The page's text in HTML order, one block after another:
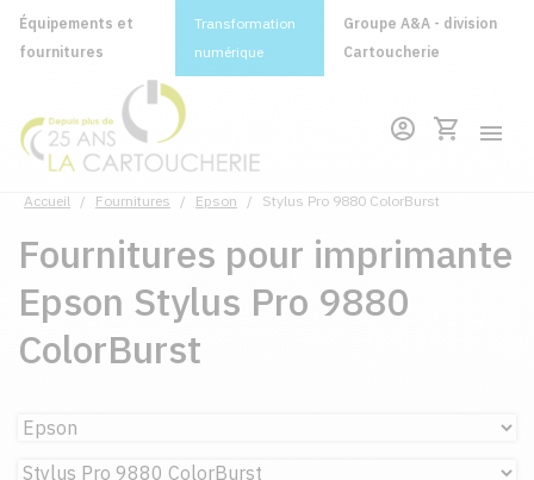
Équipements et
fournitures
Transformation
numérique
Groupe A&A - division
Cartoucherie
Accueil / Fournitures / Epson / Stylus Pro 9880 ColorBurst
Fournitures pour imprimante
Epson Stylus Pro 9880
ColorBurst